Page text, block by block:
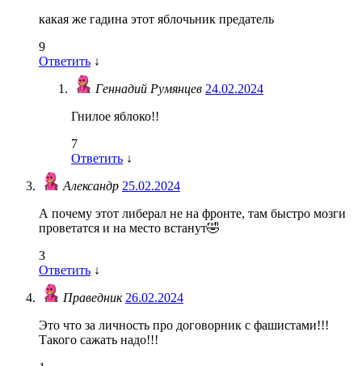
какая же гадина этот яблочьник предатель
9
Ответить ↓
Геннадий Румянцев 24.02.2024
Гнилое яблоко!!
7
Ответить ↓
Александр 25.02.2024
А почему этот либерал не на фронте, там быстро мозги
проветатся и на место встанут🤣
3
Ответить ↓
Праведник26.02.2024
Это что за личность про договорник с фашистами!!!
Такого сажать надо!!!